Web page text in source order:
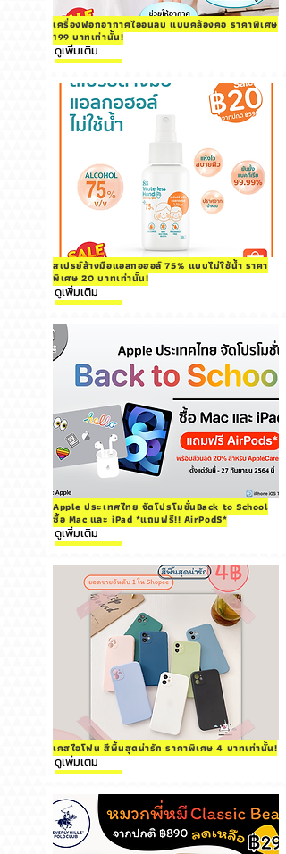
เครื่องฟอกอากาศไออนลบ แบบคล้องคอ ราคาพิเศษ
199 บาทเท่านั้น!
ดูเพิ่มเติม
สเปรย์ล้างมือแอลกอฮอล์ 75% แบบไม่ใช้น้ำ ราคา
พิเศษ 20 บาทเท่านั้น!
ดูเพิ่มเติม
Apple ประเทศไทย จัดโปรโมชั่นBack to School
ซื้อ Mac และ iPad *แถมฟรี!! AirPodS*
ดูเพิ่มเติม
เคสไอโฟน สีพื้นสุดน่ารัก ราคาพิเศษ 4 บาทเท่านั้น!
ดูเพิ่มเติม